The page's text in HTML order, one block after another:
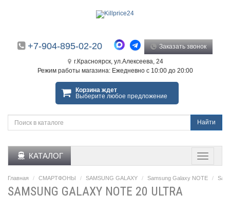
+7-904-895-02-20 Заказать звонок
г.Красноярск, ул.Алексеева, 24
Режим работы магазина: Ежедневно с 10:00 до 20:00
Корзина ждет
Выберите любое предложение
Найти
КАТАЛОГ
Главная СМАРТФОНЫ SAMSUNG GALAXY Samsung Galaxy NOTE
SAMSUNG GALAXY NOTE 20 ULTRA